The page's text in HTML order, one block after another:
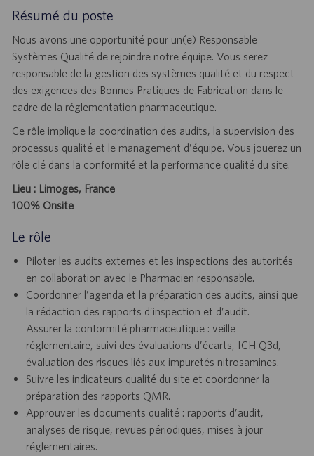
Résumé du poste
Nous avons une opportunité pour un(e) Responsable
Systèmes Qualité de rejoindre notre équipe. Vous serez
responsable de la gestion des systèmes qualité et du respect
des exigences des Bonnes Pratiques de Fabrication dans le
cadre de la réglementation pharmaceutique.
Ce rôle implique la coordination des audits, la supervision des
processus qualité et le management d’équipe. Vous jouerez un
rôle clé dans la conformité et la performance qualité du site.
Lieu : Limoges, France
100% Onsite
Le rôle
Piloter les audits externes et les inspections des autorités
en collaboration avec le Pharmacien responsable.
Coordonner l’agenda et la préparation des audits, ainsi que
la rédaction des rapports d’inspection et d’audit.
Assurer la conformité pharmaceutique : veille
réglementaire, suivi des évaluations d’écarts, ICH Q3d,
évaluation des risques liés aux impuretés nitrosamines.
Suivre les indicateurs qualité du site et coordonner la
préparation des rapports QMR.
Approuver les documents qualité : rapports d’audit,
analyses de risque, revues périodiques, mises à jour
réglementaires.